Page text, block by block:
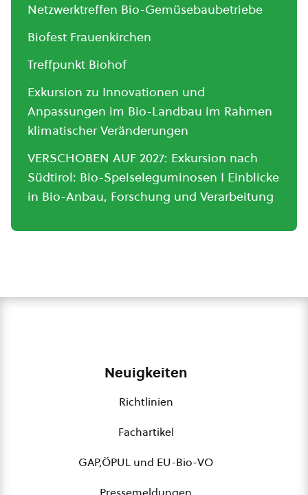
Netzwerktreffen Bio-Gemüsebaubetriebe
Biofest Frauenkirchen
Treffpunkt Biohof
Exkursion zu Innovationen und
Anpassungen im Bio-Landbau im Rahmen
klimatischer Veränderungen
VERSCHOBEN AUF 2027: Exkursion nach
Südtirol: Bio-Speiseleguminosen I Einblicke
in Bio-Anbau, Forschung und Verarbeitung
Neuigkeiten
Richtlinien
Fachartikel
GAP,ÖPUL und EU-Bio-VO